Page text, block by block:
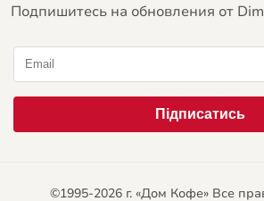
Подпишитесь на обновления от
©1995-2026 г. «Дом Кофе» Все